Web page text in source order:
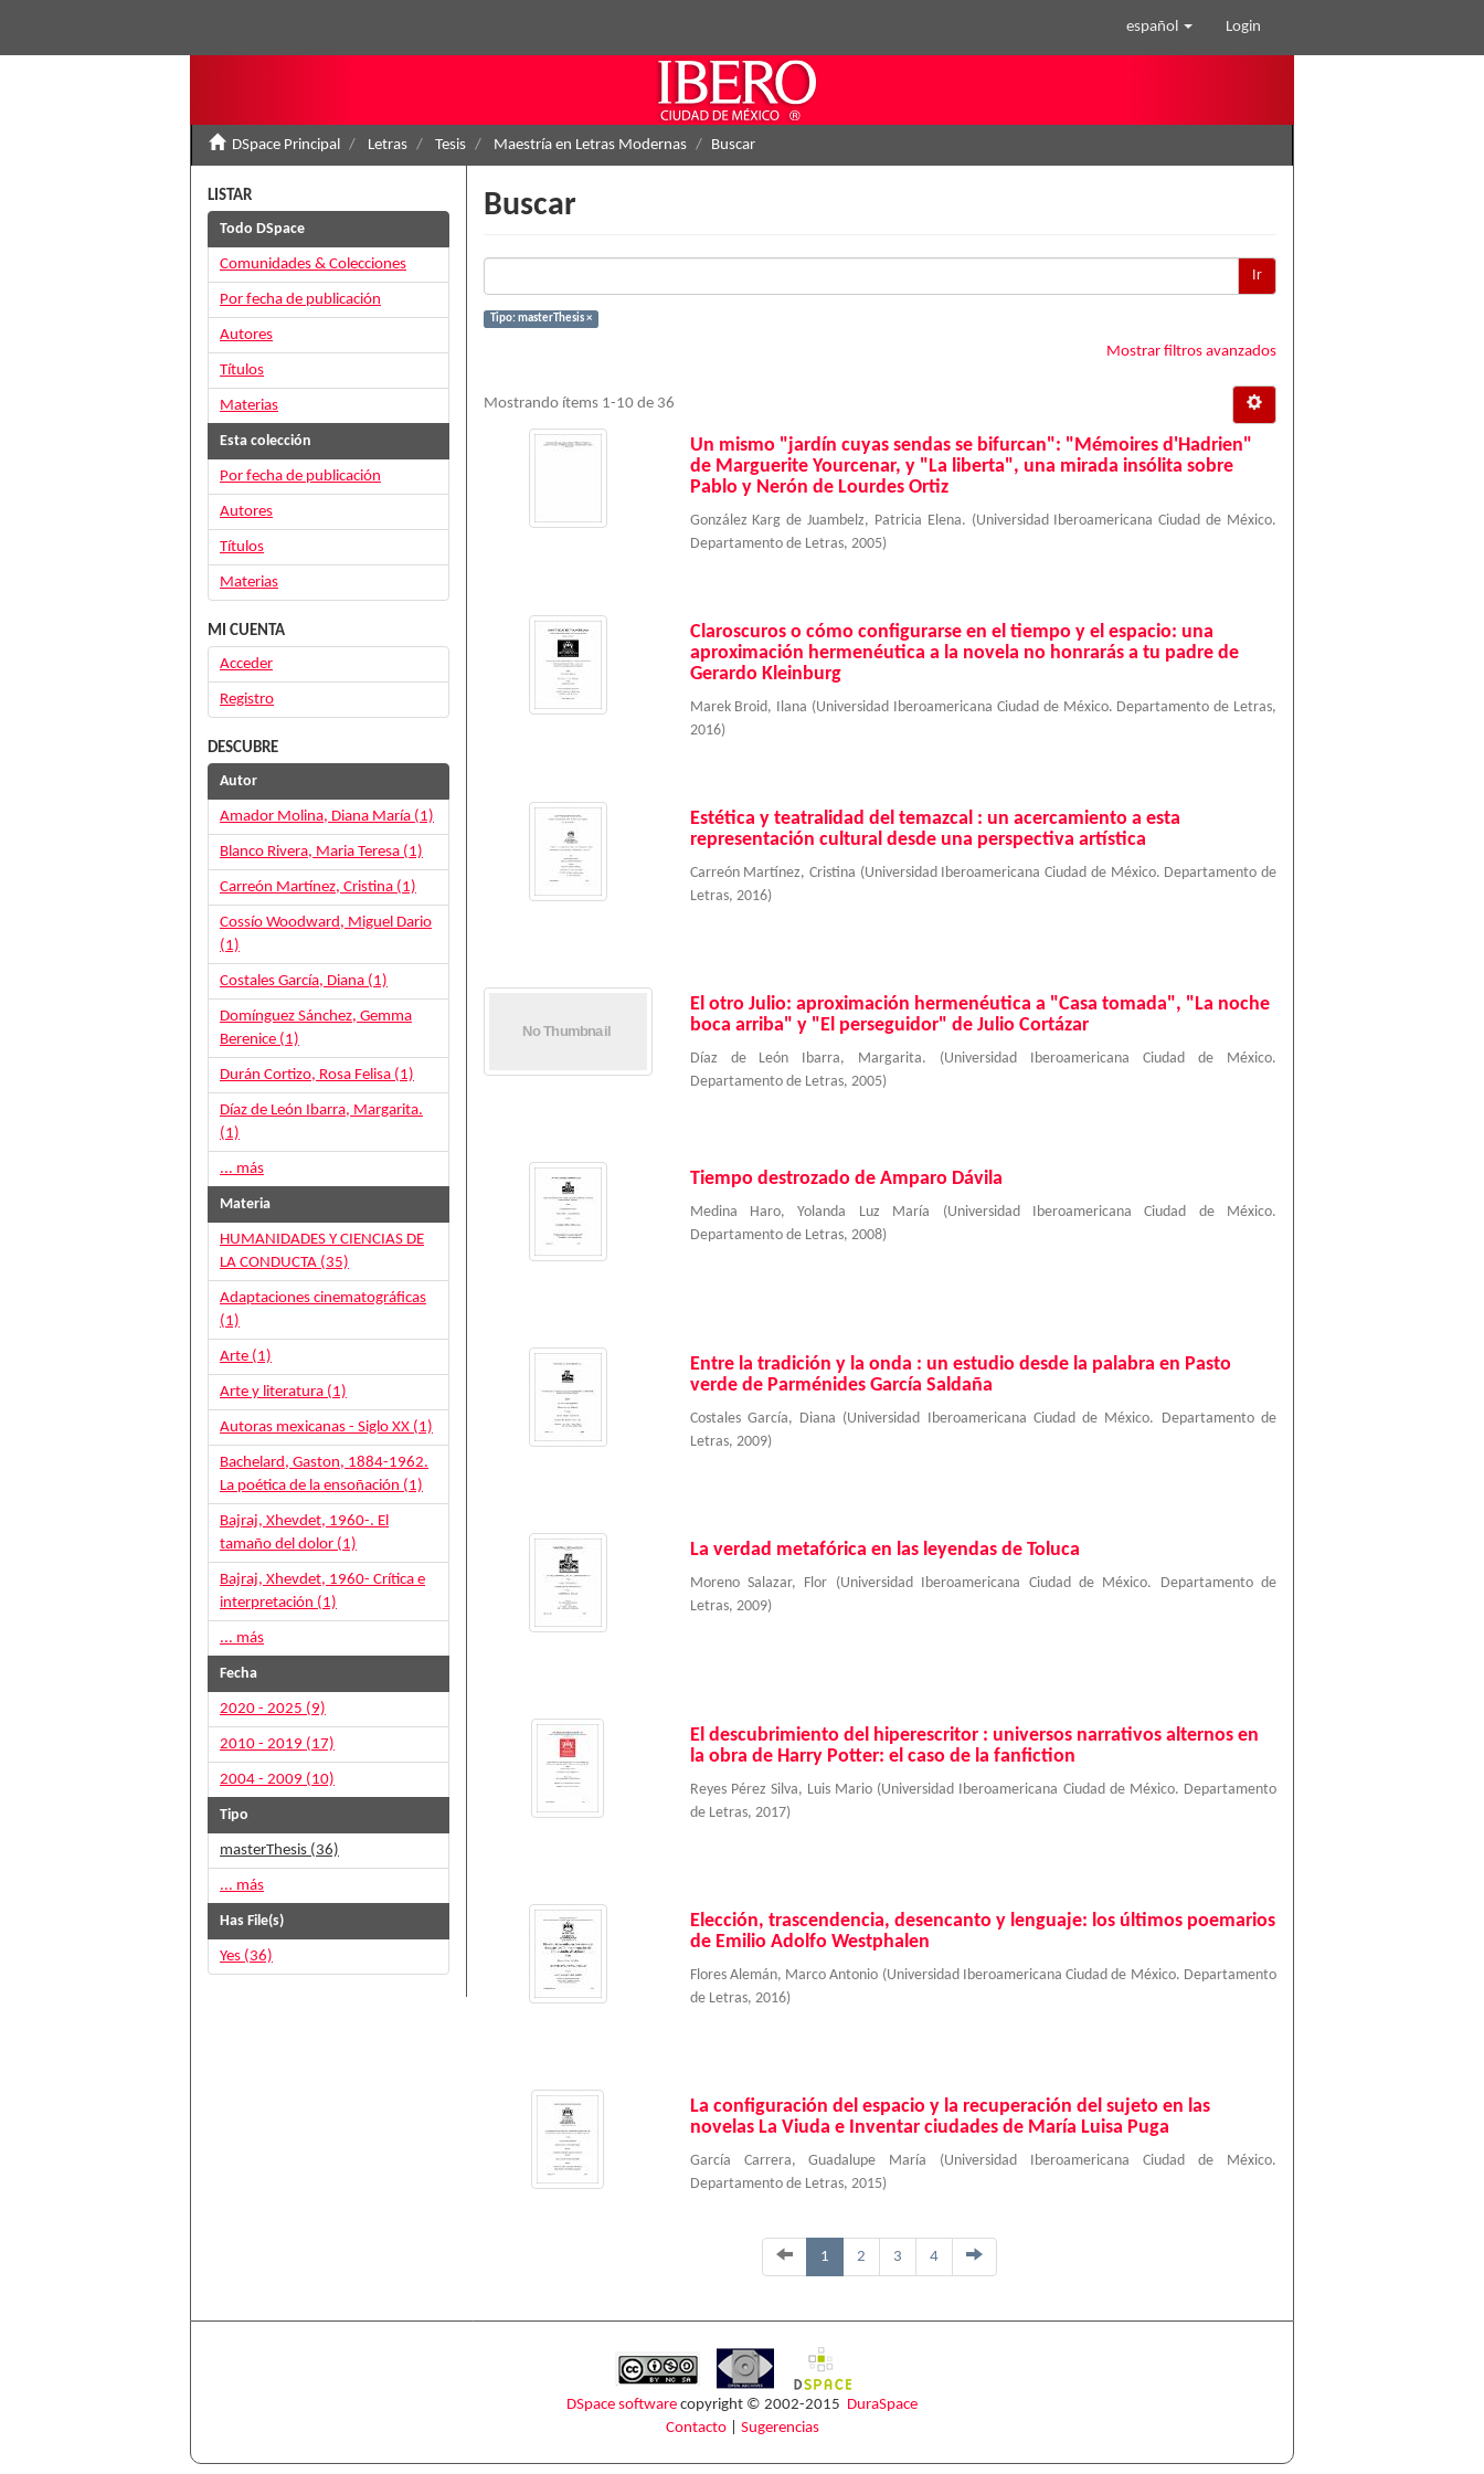
español Login
DSpace Principal Letras Tesis Maestría en Letras Modernas Buscar
Buscar
Ir
Tipo: masterThesis ×
Mostrar filtros avanzados
Mostrando ítems 1-10 de 36
Un mismo "jardín cuyas sendas se bifurcan": "Mémoires d'Hadrien"
de Marguerite Yourcenar, y "La liberta", una mirada insólita sobre
Pablo y Nerón de Lourdes Ortiz
González Karg de Juambelz, Patricia Elena. (Universidad Iberoamericana Ciudad de México.
Departamento de Letras, 2005)
Claroscuros o cómo configurarse en el tiempo y el espacio: una
aproximación hermenéutica a la novela no honrarás a tu padre de
Gerardo Kleinburg
Marek Broid, Ilana (Universidad Iberoamericana Ciudad de México. Departamento de Letras,
2016)
Estética y teatralidad del temazcal : un acercamiento a esta
representación cultural desde una perspectiva artística
Carreón Martínez, Cristina (Universidad Iberoamericana Ciudad de México. Departamento de
Letras, 2016)
El otro Julio: aproximación hermenéutica a "Casa tomada", "La noche
boca arriba" y "El perseguidor" de Julio Cortázar
Díaz de León Ibarra, Margarita. (Universidad Iberoamericana Ciudad de México.
Departamento de Letras, 2005)
Tiempo destrozado de Amparo Dávila
Medina Haro, Yolanda Luz María (Universidad Iberoamericana Ciudad de México.
Departamento de Letras, 2008)
Entre la tradición y la onda : un estudio desde la palabra en Pasto
verde de Parménides García Saldaña
Costales García, Diana (Universidad Iberoamericana Ciudad de México. Departamento de
Letras, 2009)
La verdad metafórica en las leyendas de Toluca
Moreno Salazar, Flor (Universidad Iberoamericana Ciudad de México. Departamento de
Letras, 2009)
El descubrimiento del hiperescritor : universos narrativos alternos en
la obra de Harry Potter: el caso de la fanfiction
Reyes Pérez Silva, Luis Mario (Universidad Iberoamericana Ciudad de México. Departamento
de Letras, 2017)
Elección, trascendencia, desencanto y lenguaje: los últimos poemarios
de Emilio Adolfo Westphalen
Flores Alemán, Marco Antonio (Universidad Iberoamericana Ciudad de México. Departamento
de Letras, 2016)
La configuración del espacio y la recuperación del sujeto en las
novelas La Viuda e Inventar ciudades de María Luisa Puga
García Carrera, Guadalupe María (Universidad Iberoamericana Ciudad de México.
Departamento de Letras, 2015)
1 2 3 4
LISTAR
Todo DSpace
Comunidades & Colecciones
Por fecha de publicación
Autores
Títulos
Materias
Esta colección
Por fecha de publicación
Autores
Títulos
Materias
MI CUENTA
Acceder
Registro
DESCUBRE
Autor
Amador Molina, Diana María (1)
Blanco Rivera, Maria Teresa (1)
Carreón Martínez, Cristina (1)
Cossío Woodward, Miguel Dario
(1)
Costales García, Diana (1)
Domínguez Sánchez, Gemma
Berenice (1)
Durán Cortizo, Rosa Felisa (1)
Díaz de León Ibarra, Margarita.
(1)
... más
Materia
HUMANIDADES Y CIENCIAS DE
LA CONDUCTA (35)
Adaptaciones cinematográficas
(1)
Arte (1)
Arte y literatura (1)
Autoras mexicanas - Siglo XX (1)
Bachelard, Gaston, 1884-1962.
La poética de la ensoñación (1)
Bajraj, Xhevdet, 1960-. El
tamaño del dolor (1)
Bajraj, Xhevdet, 1960- Crítica e
interpretación (1)
... más
Fecha
2020 - 2025 (9)
2010 - 2019 (17)
2004 - 2009 (10)
Tipo
masterThesis (36)
... más
Has File(s)
Yes (36)
DSpace software copyright © 2002-2015 DuraSpace
Contacto| Sugerencias